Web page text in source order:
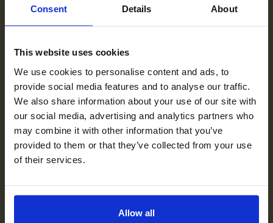
Consent Details About
This website uses cookies
We use cookies to personalise content and ads, to
provide social media features and to analyse our traffic.
We also share information about your use of our site with
our social media, advertising and analytics partners who
may combine it with other information that you’ve
provided to them or that they’ve collected from your use
of their services.
Allow all
Nginx
Wydajny serwer www, który Magento
serwując strony i optymalizując ogólną wydajność